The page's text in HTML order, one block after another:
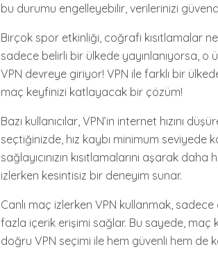
bu durumu engelleyebilir, verilerinizi
Birçok spor etkinliği, coğrafi kısıtlamalar
sadece belirli bir ülkede yayınlanıyorsa, o
VPN devreye giriyor! VPN ile farklı bir
maç keyfinizi katlayacak bir çözüm!
Bazı kullanıcılar, VPN’in internet hızını
seçtiğinizde, hız kaybı minimum seviyede
sağlayıcınızın kısıtlamalarını aşarak
izlerken kesintisiz bir deneyim sunar.
Canlı maç izlerken VPN kullanmak,
fazla içerik erişimi sağlar. Bu sayede, maç
doğru VPN seçimi ile hem güvenli hem de